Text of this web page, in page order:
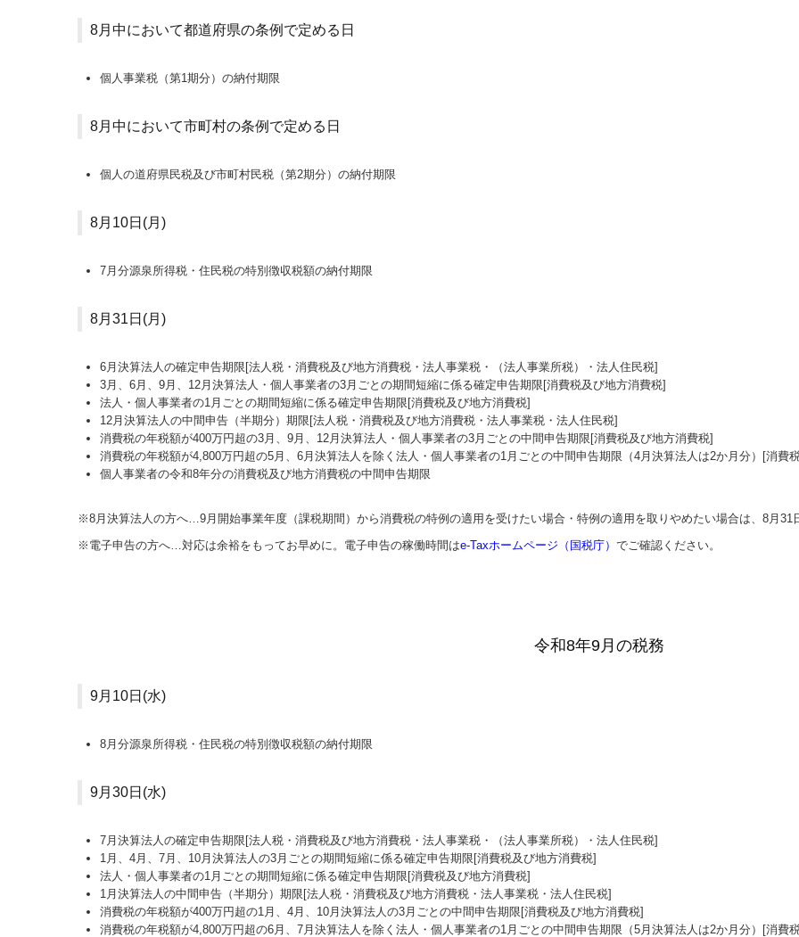
8月中において都道府県の条例で定める日
個人事業税（第1期分）の納付期限
8月中において市町村の条例で定める日
個人の道府県民税及び市町村民税（第2期分）の納付期限
8月10日(月)
7月分源泉所得税・住民税の特別徴収税額の納付期限
8月31日(月)
6月決算法人の確定申告期限[法人税・消費税及び地方消費税・法人事業税・（法人事業所税）・法人住民税]
3月、6月、9月、12月決算法人・個人事業者の3月ごとの期間短縮に係る確定申告期限[消費税及び地方消費税]
法人・個人事業者の1月ごとの期間短縮に係る確定申告期限[消費税及び地方消費税]
12月決算法人の中間申告（半期分）期限[法人税・消費税及び地方消費税・法人事業税・法人住民税]
消費税の年税額が400万円超の3月、9月、12月決算法人・個人事業者の3月ごとの中間申告期限[消費税及び地方消費税]
消費税の年税額が4,800万円超の5月、6月決算法人を除く法人・個人事業者の1月ごとの中間申告期限（4月決算法人は2か月分）[消費
個人事業者の令和8年分の消費税及び地方消費税の中間申告期限
※8月決算法人の方へ…9月開始事業年度（課税期間）から消費税の特例の適用を受けたい場合・特例の適用を取りやめたい場合は、8月31
※電子申告の方へ…対応は余裕をもってお早めに。電子申告の稼働時間はe-Taxホームページ（国税庁） でご確認ください。
令和8年9月の税務
9月10日(水)
8月分源泉所得税・住民税の特別徴収税額の納付期限
9月30日(水)
7月決算法人の確定申告期限[法人税・消費税及び地方消費税・法人事業税・（法人事業所税）・法人住民税]
1月、4月、7月、10月決算法人の3月ごとの期間短縮に係る確定申告期限[消費税及び地方消費税]
法人・個人事業者の1月ごとの期間短縮に係る確定申告期限[消費税及び地方消費税]
1月決算法人の中間申告（半期分）期限[法人税・消費税及び地方消費税・法人事業税・法人住民税]
消費税の年税額が400万円超の1月、4月、10月決算法人の3月ごとの中間申告期限[消費税及び地方消費税]
消費税の年税額が4,800万円超の6月、7月決算法人を除く法人・個人事業者の1月ごとの中間申告期限（5月決算法人は2か月分）[消費